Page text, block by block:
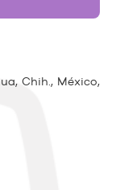
Chih., México,